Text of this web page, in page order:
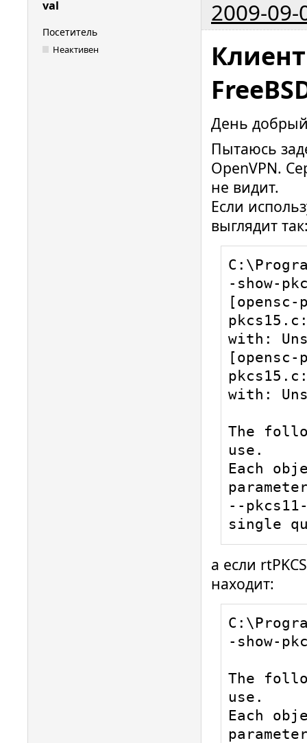
val 2009-09-
Посетитель
Неактивен
День
Пытаюсь
ОpenVPN.
не видит.
Если
выглядит
-show-
[opensc-
with:
[opensc-
with:
The
use.
Each
--
single
а если
находит:
-show-
The
use.
Each